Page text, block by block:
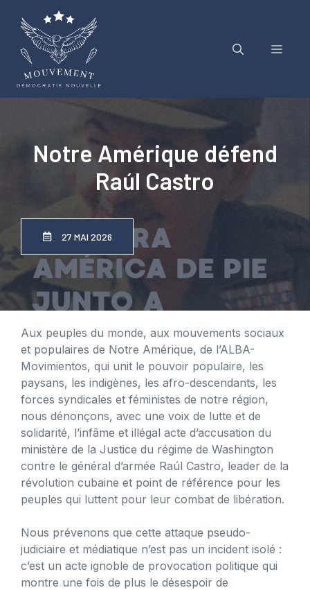
contenu
Menu
Notre Amérique défend
Raúl Castro
27 MAI 2026
Aux peuples du monde, aux mouvements sociaux
et populaires de Notre Amérique, de l’ALBA-
Movimientos, qui unit le pouvoir populaire, les
paysans, les indigènes, les afro-descendants, les
forces syndicales et féministes de notre région,
nous dénonçons, avec une voix de lutte et de
solidarité, l’infâme et illégal acte d’accusation du
ministère de la Justice du régime de Washington
contre le général d’armée Raúl Castro, leader de la
révolution cubaine et point de référence pour les
peuples qui luttent pour leur combat de libération.
Nous prévenons que cette attaque pseudo-
judiciaire et médiatique n’est pas un incident isolé :
c’est un acte ignoble de provocation politique qui
montre une fois de plus le désespoir de